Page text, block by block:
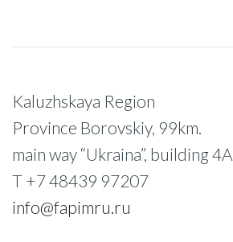
Kaluzhskaya Region
Province Borovskiy, 99km.
main way “Ukraina”, building 4A
T +7 48439 97207
info@fapimru.ru